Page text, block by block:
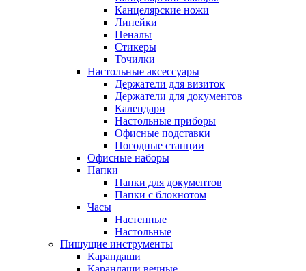
Канцелярские ножи
Линейки
Пеналы
Стикеры
Точилки
Настольные аксессуары
Держатели для визиток
Держатели для документов
Календари
Настольные приборы
Офисные подставки
Погодные станции
Офисные наборы
Папки
Папки для документов
Папки с блокнотом
Часы
Настенные
Настольные
Пишущие инструменты
Карандаши
Карандаши вечные